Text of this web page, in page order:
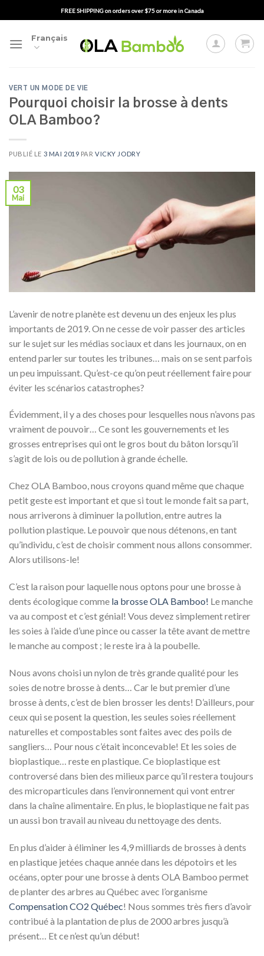
au
contenu
FREE SHIPPING on orders over $75 or more in Canada
Français
VERT UN MODE DE VIE
Pourquoi choisir la brosse à dents
OLA Bamboo?
PUBLIÉ LE 3 MAI 2019 PARVICKY JODRY
03
Mai
L’avenir de notre planète est devenu un des enjeux les plus
importants de 2019. On ne cesse de voir passer des articles
sur le sujet sur les médias sociaux et dans les journaux, on en
entend parler sur toutes les tribunes… mais on se sent parfois
un peu impuissant. Qu’est-ce qu’on peut réellement faire pour
éviter les scénarios catastrophes?
Évidemment, il y a des choses pour lesquelles nous n’avons pas
vraiment de pouvoir… Ce sont les gouvernements et les
grosses entreprises qui ont le gros bout du bâton lorsqu’il
s’agit de lois ou de pollution à grande échelle.
Chez OLA Bamboo, nous croyons quand même que chaque
petit geste est important et que si tout le monde fait sa part,
nous arriverons à diminuer la pollution, entre autres la
pollution plastique. Le pouvoir que nous détenons, en tant
qu’individu, c’est de choisir comment nous allons consommer.
Alors utilisons-le!
C’est la raison pour laquelle nous optons pour une brosse à
dents écologique comme la brosse OLA Bamboo! Le manche
va au compost et c’est génial! Vous devez simplement retirer
les soies à l’aide d’une pince ou casser la tête avant de mettre
le manche au compost ; le reste ira à la poubelle.
Nous avons choisi un nylon de très grande qualité pour les
soies de notre brosse à dents… Car le but premier d’une
brosse à dents, c’est de bien brosser les dents! D’ailleurs, pour
ceux qui se posent la question, les seules soies réellement
naturelles et compostables sont faites avec des poils de
sangliers… Pour nous c’était inconcevable! Et les soies de
bioplastique… reste en plastique. Ce bioplastique est
controversé dans bien des milieux parce qu’il restera toujours
des microparticules dans l’environnement qui vont entrer
dans la chaîne alimentaire. En plus, le bioplastique ne fait pas
un aussi bon travail au niveau du nettoyage des dents.
En plus d’aider à éliminer les 4,9 milliards de brosses à dents
en plastique jetées chaque année dans les dépotoirs et les
océans, opter pour une brosse à dents OLA Bamboo permet
de planter des arbres au Québec avec l’organisme
Compensation CO2 Québec! Nous sommes très fiers d’avoir
contribué à la plantation de plus de 2000 arbres jusqu’à
présent… Et ce n’est qu’un début!